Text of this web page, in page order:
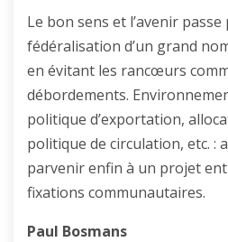
Le bon sens et l’avenir
fédéralisation d’un grand
en évitant les rancœurs
débordements.
politique d’exportation,
politique de circulation, etc. :
parvenir enfin à un projet
fixations communautaires.
Paul Bosmans